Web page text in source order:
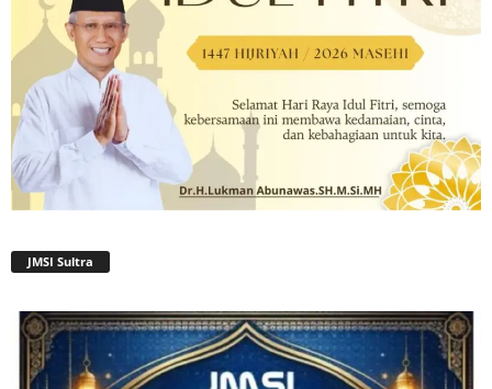
JMSI Sultra